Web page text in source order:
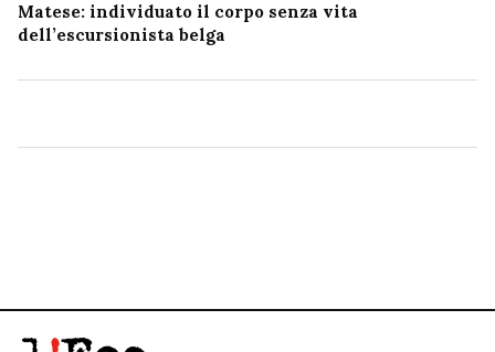
Matese: individuato il corpo senza vita
dell’escursionista belga